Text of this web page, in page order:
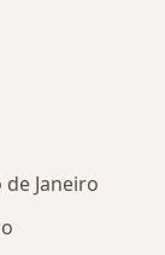
Janeiro